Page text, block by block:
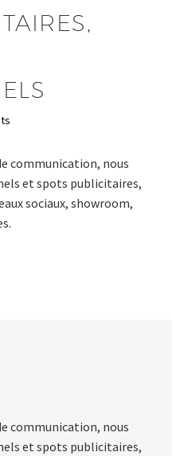
communication, nous
et spots publicitaires,
sociaux, showroom,
communication, nous
et spots publicitaires,